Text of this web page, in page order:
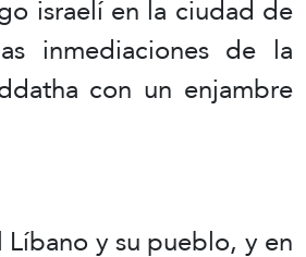
israelí en la ciudad de
inmediaciones de la
con un enjambre
y su pueblo, y en